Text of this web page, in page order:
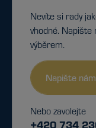
Nevíte si rady
vhodné. Napište
výběrem.
Napište nám
Nebo zavolejte
+420 734